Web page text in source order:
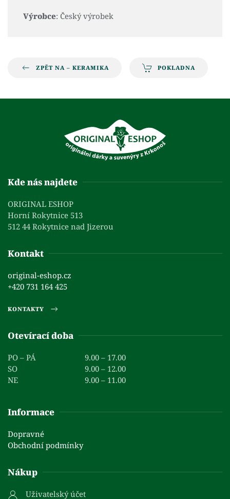
Výrobce: Český výrobek
ZPĚT NA – KERAMIKA POKLADNA
Kde nás najdete
ORIGINAL ESHOP
Horní Rokytnice 513
512 44 Rokytnice nad Jizerou
Kontakt
original-eshop.cz
+420 731 164 425
KONTAKTY
Otevírací doba
PO – PÁ
9.00 – 17.00
SO
9.00 – 12.00
NE
9.00 – 11.00
Informace
Dopravné
Obchodní podmínky
Nákup
Uživatelský účet